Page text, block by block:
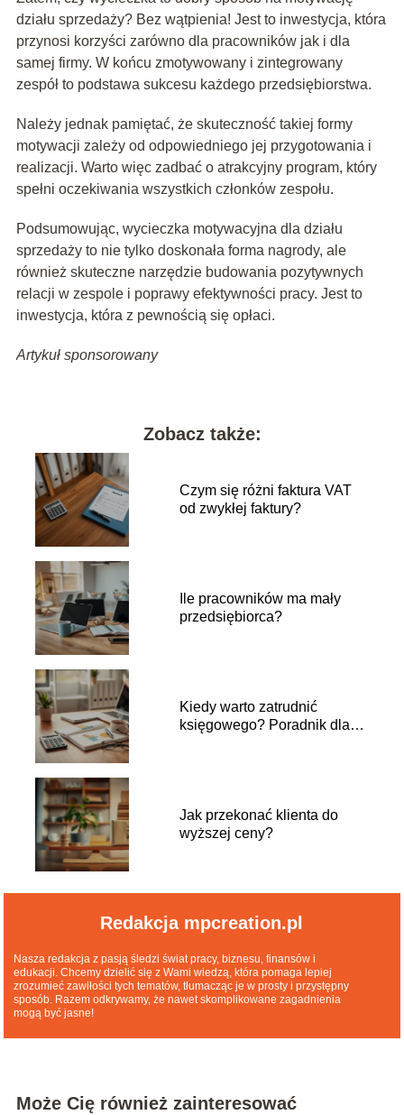
działu sprzedaży? Bez wątpienia! Jest to inwestycja, która
przynosi korzyści zarówno dla pracowników jak i dla
samej firmy. W końcu zmotywowany i zintegrowany
zespół to podstawa sukcesu każdego przedsiębiorstwa.
Należy jednak pamiętać, że skuteczność takiej formy
motywacji zależy od odpowiedniego jej przygotowania i
realizacji. Warto więc zadbać o atrakcyjny program, który
spełni oczekiwania wszystkich członków zespołu.
Podsumowując, wycieczka motywacyjna dla działu
sprzedaży to nie tylko doskonała forma nagrody, ale
również skuteczne narzędzie budowania pozytywnych
relacji w zespole i poprawy efektywności pracy. Jest to
inwestycja, która z pewnością się opłaci.
Artykuł sponsorowany
Zobacz także:
Czym się różni faktura VAT
od zwykłej faktury?
Ile pracowników ma mały
przedsiębiorca?
Kiedy warto zatrudnić
księgowego? Poradnik dla
Jak przekonać klienta do
wyższej ceny?
Redakcja mpcreation.pl
Nasza redakcja z pasją śledzi świat pracy, biznesu, finansów i
edukacji. Chcemy dzielić się z Wami wiedzą, która pomaga lepiej
zrozumieć zawiłości tych tematów, tłumacząc je w prosty i przystępny
sposób. Razem odkrywamy, że nawet skomplikowane zagadnienia
mogą być jasne!
Może Cię również zainteresować